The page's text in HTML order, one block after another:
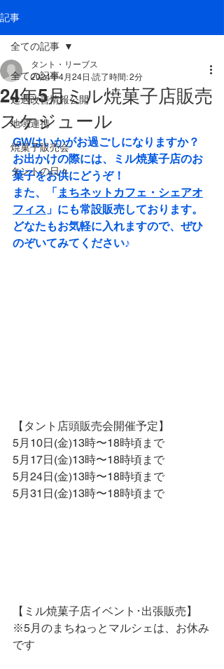
記事
全ての記事
処遇改善情報公開
地域連携
焼菓子販売会
タントの日々
全ての記事
24年5月ミル焼菓子店販売
スケジュール
タント・リーブス
2024年4月24日 読了時間: 2分
GWはいかがお過ごしになりますか？
お出かけの際には、ミル焼菓子店のお
菓子をお供にどうぞ！
また、「 まちネットカフェ・シェアオ
フィス 」にも常設販売しております。
どなたもお気軽に入れますので、ぜひ
のぞいてみてください♪
【タント店頭販売会開催予定】
5月10日(金)13時〜18時頃まで
5月17日(金)13時〜18時頃まで
5月24日(金)13時〜18時頃まで
5月31日(金)13時〜18時頃まで
【ミル焼菓子店イベント･出張販売】
※5月のまちねっとマルシェは、お休み
です